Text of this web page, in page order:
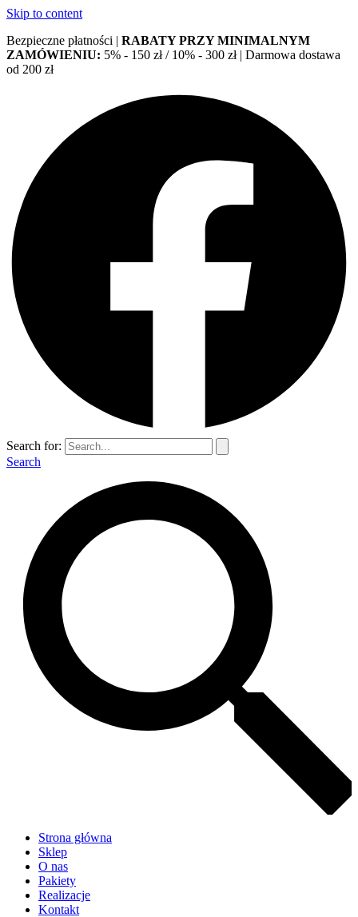
Skip to content
Bezpieczne płatności | RABATY PRZY MINIMALNYM
ZAMÓWIENIU: 5% - 150 zł / 10% - 300 zł | Darmowa dostawa
od 200 zł
Search for:
Search
Strona główna
Sklep
O nas
Pakiety
Realizacje
Kontakt